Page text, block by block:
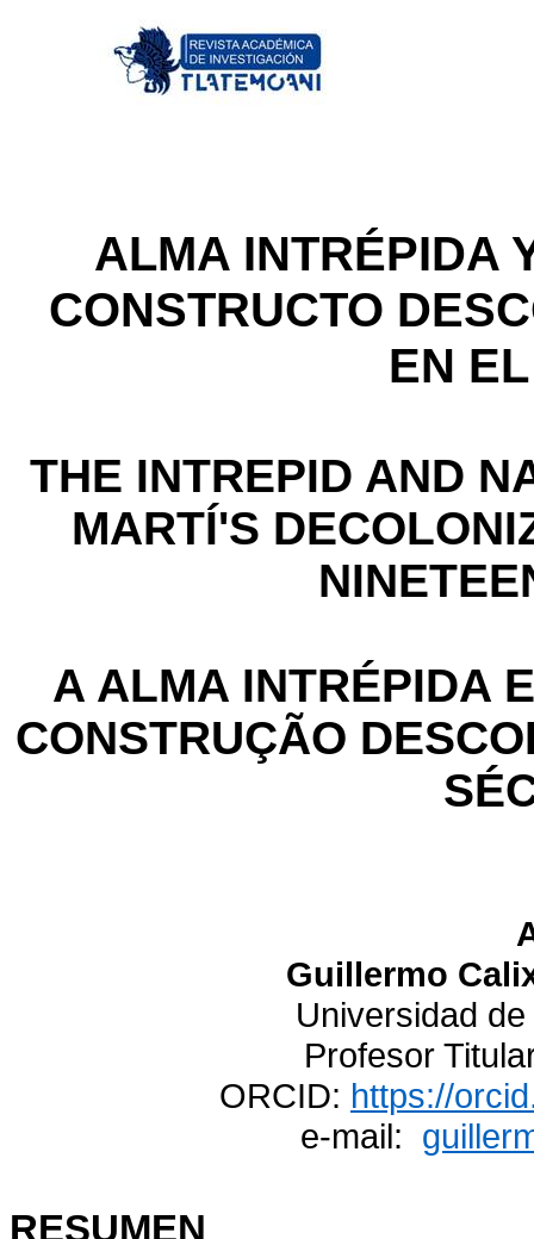
ALMA INTRÉPIDA
CONSTRUCTO
EN
THE INTREPID AND
MARTÍ'S
A ALMA INTRÉPIDA
CONSTRUÇÃO
Guillermo
Universidad
Profesor
ORCID: https://
e-mail:
RESUMEN